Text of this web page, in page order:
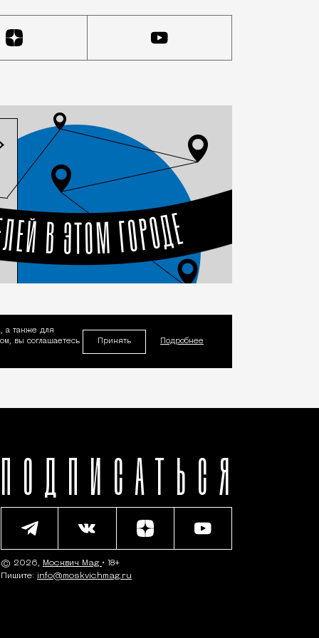
а также для
вы соглашаетесь
Принять Подробнее
ПОДПИСАТЬСЯ
© 2026, Москвич Mag • 18+
Пишите: info@moskvichmag.ru